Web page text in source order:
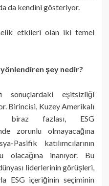
da kendini gösteriyor.
etkileri olan iki temel
yönlendiren şey nedir?
sonuçlardaki eşitsizliği
Birincisi, Kuzey Amerikalı
biraz fazlası, ESG
zorunlu olmayacağına
Pasifik katılımcılarının
olacağına inanıyor. Bu
liderlerinin görüşleri,
ESG içeriğinin seçiminin